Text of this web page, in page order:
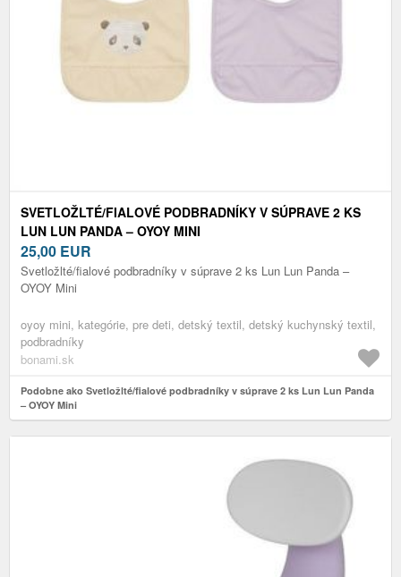
SVETLOŽLTÉ/FIALOVÉ PODBRADNÍKY V SÚPRAVE 2 KS
LUN LUN PANDA – OYOY MINI
25,00 EUR
Svetložlté/fialové podbradníky v súprave 2 ks Lun Lun Panda –
OYOY Mini
oyoy mini, kategórie, pre deti, detský textil, detský kuchynský textil,
podbradníky
bonami.sk
Podobne ako Svetložlté/fialové podbradníky v súprave 2 ks Lun Lun Panda
– OYOY Mini